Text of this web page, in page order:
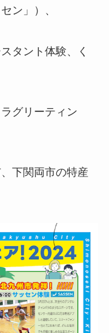
ン」）、
体験、く
ティン
、下関両市の特産